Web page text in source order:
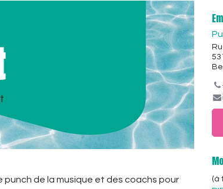
de la musique et des coachs pour (à